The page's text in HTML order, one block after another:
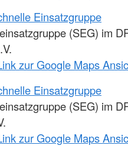
Einsatzgruppe
(SEG) im
zur Google Maps
Einsatzgruppe
(SEG) im
zur Google Maps